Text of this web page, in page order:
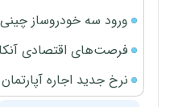
ورود سه خودروساز چینی به جمع 10
فرصت‌های اقتصادی
نرخ جدید اجاره